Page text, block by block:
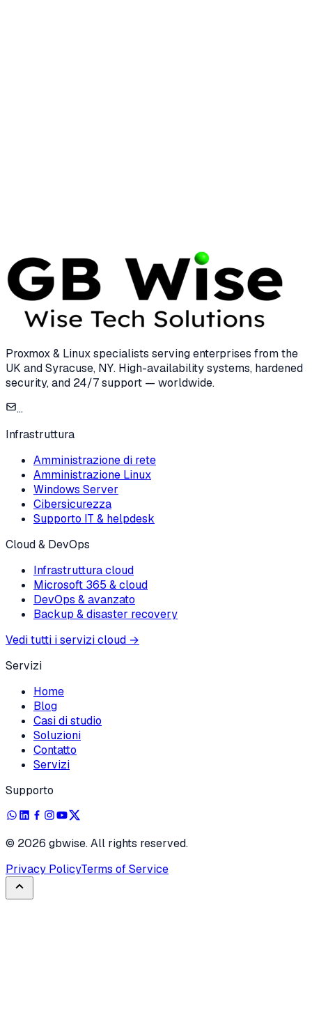
Proxmox & Linux specialists serving enterprises from the
UK and Syracuse, NY. High-availability systems, hardened
security, and 24/7 support — worldwide.
...
Infrastruttura
Amministrazione di rete
Amministrazione Linux
Windows Server
Cibersicurezza
Supporto IT & helpdesk
Cloud & DevOps
Infrastruttura cloud
Microsoft 365 & cloud
DevOps & avanzato
Backup & disaster recovery
Vedi tutti i servizi cloud →
Servizi
Home
Blog
Casi di studio
Soluzioni
Contatto
Servizi
Supporto
© 2026 gbwise. All rights reserved.
Privacy PolicyTerms of Service